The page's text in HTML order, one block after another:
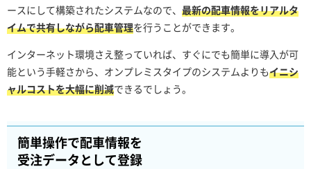
ースにして構築されたシステムなので、 最新の配車情報をリアルタ
イムで共有しながら配車管理を行うことができます。
インターネット環境さえ整っていれば、すぐにでも簡単に導入が可
能という手軽さから、オンプレミスタイプのシステムよりもイニシ
ャルコストを大幅に削減できるでしょう。
簡単操作で配車情報を
受注データとして登録